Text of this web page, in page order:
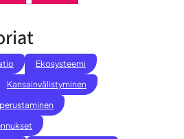
Ekosysteemi
Kansainvälistyminen